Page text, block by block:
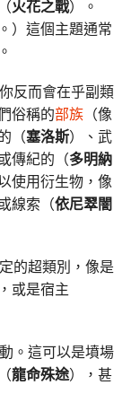
火花之戰）。
）這個主題通常
反而會在乎副類
俗稱的部族 （像
（塞洛斯）、武
傳紀的（多明納
使用衍生物，像
線索（依尼翠闇
的超類別，像是
或是宿主
。這可以是墳場
龍命殊途），甚